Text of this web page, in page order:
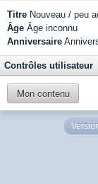
Titre Nouveau / peu
Âge Âge inconnu
Anniversaire
Contrôles utilisateur
Mon contenu